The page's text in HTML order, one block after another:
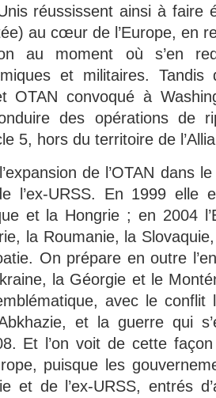
réussissent ainsi à faire
au cœur de l’Europe, en
au moment où s’en
et militaires.
OTAN convoqué à
des opérations de
5, hors du territoire de
de l’OTAN dans
l’ex-URSS. En 1999 elle
et la Hongrie ; en 2004
la Roumanie, la
On prépare en outre
la Géorgie et le
avec le
et la guerre qui
Et l’on voit de cette
puisque les
et de l’ex-URSS, entrés